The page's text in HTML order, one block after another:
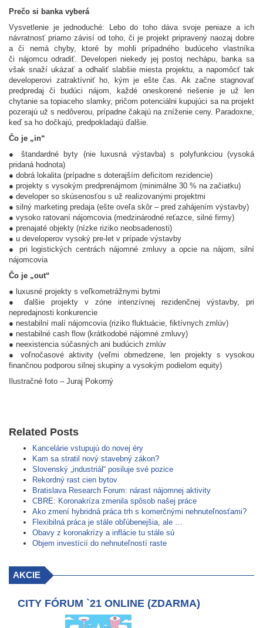
Prečo si banka vyberá
Vysvetlenie je jednoduché: Lebo do toho dáva svoje peniaze a ich
návratnosť priamo závisí od toho, či je projekt pripravený naozaj dobre
a či nemá chyby, ktoré by mohli prípadného budúceho vlastníka
či nájomcu odradiť. Developeri niekedy jej postoj nechápu, banka sa
však snaží ukázať a odhaliť slabšie miesta projektu, a napomôcť tak
developerovi zatraktívniť ho, kým je ešte čas. Ak začne stagnovať
predpredaj či budúci nájom, každé oneskorené riešenie je už len
chytanie sa topiaceho slamky, pričom potenciálni kupujúci sa na projekt
pozerajú už s nedôverou, prípadne čakajú na zníženie ceny. Paradoxne,
keď sa ho dočkajú, predpokladajú ďalšie.
Čo je „in“
● štandardné byty (nie luxusná výstavba) s polyfunkciou (vysoká
pridaná hodnota)
● dobrá lokalita (prípadne s doterajším deficitom rezidencie)
● projekty s vysokým predprenájmom (minimálne 30 % na začiatku)
● developer so skúsenosťou s už realizovanými projektmi
● silný marketing predaja (ešte oveľa skôr – pred zahájením výstavby)
● vysoko ratovaní nájomcovia (medzinárodné reťazce, silné firmy)
● prenajaté objekty (nízke riziko neobsadenosti)
● u developerov vysoký pre-let v prípade výstavby
● pri logistických centrách nájomné zmluvy a opcie na nájom, silní
nájomcovia
Čo je „out“
● luxusné projekty s veľkometrážnymi bytmi
● ďalšie projekty v zóne intenzívnej rezidenčnej výstavby, pri
nepredajnosti konkurencie
● nestabilní malí nájomcovia (riziko fluktuácie, fiktívnych zmlúv)
● nestabilné cash flow (krátkodobé nájomné zmluvy)
● neexistencia súčasných ani budúcich zmlúv
● voľnočasové aktivity (veľmi obmedzene, len projekty s vysokou
finančnou podporou silnej skupiny a vysokým podielom equity)
Ilustračné foto – Juraj Pokorný
Related Posts
Kancelárie vstupujú do novej éry
Kam sa stratil nový stavebný zákon?
Slovenský „industriál“ posiluje své pozice
Rekordný rast cien bytov
Bratislava Research Forum: nárast nájomnej aktivity
CBRE: Koronakríza zmenila spôsob našej práce
Ako zmení hybridná práca trh s komerčnými nehnuteľnosťami?
Flexibilná práca je stále obľúbenejšia, ale …
Obavy z koronakrízy a inflácie tu stále sú
Objem investícií do nehnuteľností raste
AKCIE
CITY FÓRUM `21 ONLINE (ZDARMA)